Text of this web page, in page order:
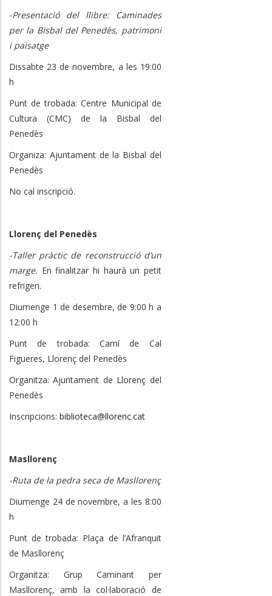
-Presentació del llibre: Caminades
per la Bisbal del Penedès, patrimoni
i paisatge
Dissabte 23 de novembre, a les 19:00
h
Punt de trobada: Centre Municipal de
Cultura (CMC) de la Bisbal del
Penedès
Organiza: Ajuntament de la Bisbal del
Penedès
No cal inscripció.
Llorenç del Penedès
-Taller pràctic de reconstrucció d’un
marge. En finalitzar hi haurà un petit
refrigeri.
Diumenge 1 de desembre, de 9:00 h a
12:00 h
Punt de trobada: Camí de Cal
Figueres, Llorenç del Penedès
Organitza: Ajuntament de Llorenç del
Penedès
Inscripcions: biblioteca@llorenc.cat
Masllorenç
-Ruta de la pedra seca de Masllorenç
Diumenge 24 de novembre, a les 8:00
h
Punt de trobada: Plaça de l’Afranquit
de Masllorenç
Organitza: Grup Caminant per
Masllorenç, amb la col·laboració de